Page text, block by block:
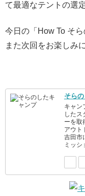
て最適なテントの選
今日の「How To そ
また次回をお楽しみ
そら
キャン
したス
ーを取
アウト
吉田市
ミッシ